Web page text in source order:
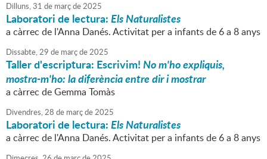
Dilluns,31 de marçde2025
Laboratori de lectura:Els Naturalistes
a càrrec de l'Anna Danés. Activitat per a infants de 6 a 8 anys
Dissabte,29 de marçde2025
Taller d'escriptura: Escrivim!No m'ho expliquis,
mostra-m'ho: la diferència entre dir i mostrar
a càrrec de Gemma Tomàs
Divendres,28 de marçde2025
Laboratori de lectura:Els Naturalistes
a càrrec de l'Anna Danés. Activitat per a infants de 6 a 8 anys